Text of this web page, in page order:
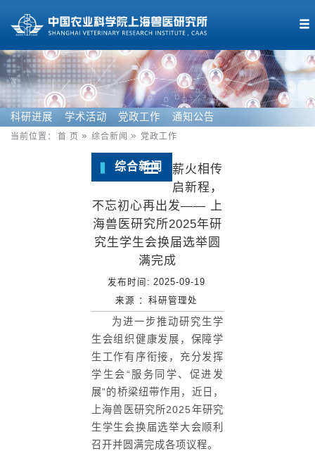
科研进展 学术活动 党政工作 通知公告
当前位置： 首 页 综合新闻 党政工作
综合新闻
薪火相传
启新程，
不忘初心再出发—— 上
海兽医研究所2025年研
究生学生会换届选举圆
满完成
发布时间: 2025-09-19
来源 ： 科研管理处
为进一步推动研究生学
生会组织健康发展，保障学
生工作有序衔接，充分发挥
学生会“服务同学、促进发
展”的桥梁纽带作用，近日，
上海兽医研究所2025年研究
生学生会换届选举大会顺利
召开并圆满完成各项议程。